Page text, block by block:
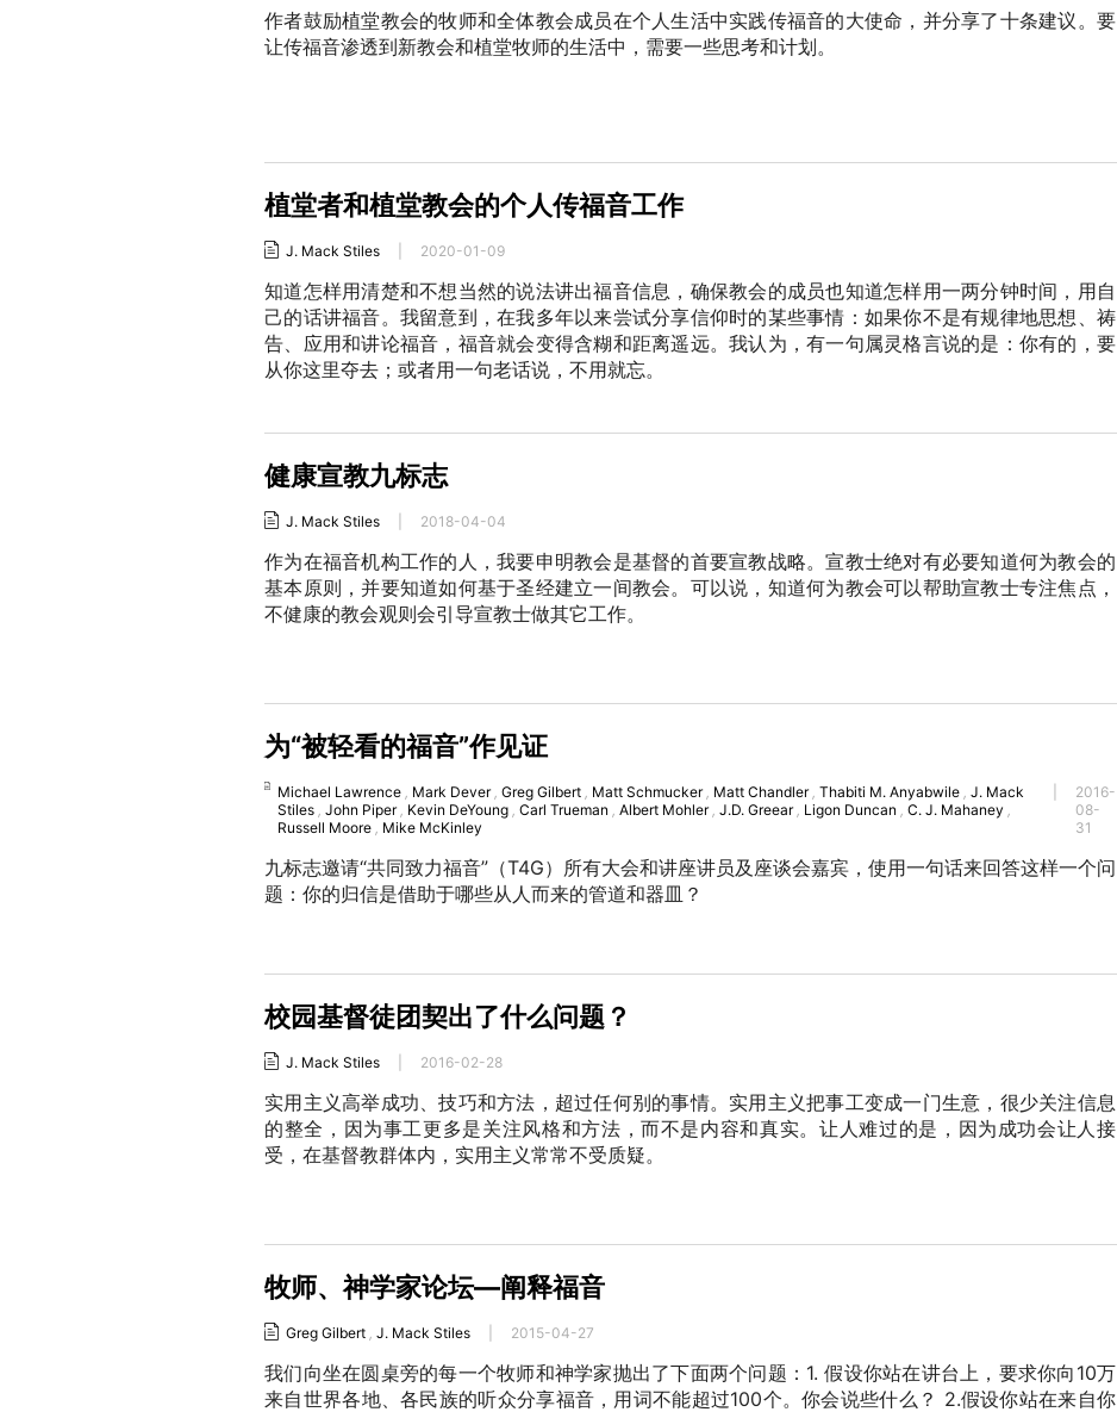
作者鼓励植堂教会的牧师和全体教会成员在个人生活中实践传福音的大使命，并分享了十条建议。要
让传福音渗透到新教会和植堂牧师的生活中，需要一些思考和计划。
植堂者和植堂教会的个人传福音工作
J. Mack Stiles 2020-01-09
知道怎样用清楚和不想当然的说法讲出福音信息，确保教会的成员也知道怎样用一两分钟时间，用自
己的话讲福音。我留意到，在我多年以来尝试分享信仰时的某些事情：如果你不是有规律地思想、祷
告、应用和讲论福音，福音就会变得含糊和距离遥远。我认为，有一句属灵格言说的是：你有的，要
从你这里夺去；或者用一句老话说，不用就忘。
健康宣教九标志
J. Mack Stiles 2018-04-04
作为在福音机构工作的人，我要申明教会是基督的首要宣教战略。宣教士绝对有必要知道何为教会的
基本原则，并要知道如何基于圣经建立一间教会。可以说，知道何为教会可以帮助宣教士专注焦点，
不健康的教会观则会引导宣教士做其它工作。
为“被轻看的福音”作见证
Michael Lawrence , Mark Dever ,Greg Gilbert , Matt Schmucker , Matt Chandler ,Thabiti M. Anyabwile ,J. Mack
Stiles ,John Piper , Kevin DeYoung ,Carl Trueman ,Albert Mohler ,J.D. Greear , Ligon Duncan ,C. J. Mahaney ,
Russell Moore , Mike McKinley
2016-
08-
31
九标志邀请“共同致力福音”（T4G）所有大会和讲座讲员及座谈会嘉宾，使用一句话来回答这样一个问
题：你的归信是借助于哪些从人而来的管道和器皿？
校园基督徒团契出了什么问题？
J. Mack Stiles 2016-02-28
实用主义高举成功、技巧和方法，超过任何别的事情。实用主义把事工变成一门生意，很少关注信息
的整全，因为事工更多是关注风格和方法，而不是内容和真实。让人难过的是，因为成功会让人接
受，在基督教群体内，实用主义常常不受质疑。
牧师、神学家论坛—阐释福音
Greg Gilbert , J. Mack Stiles 2015-04-27
我们向坐在圆桌旁的每一个牧师和神学家抛出了下面两个问题：1. 假设你站在讲台上，要求你向10万
来自世界各地、各民族的听众分享福音，用词不能超过100个。你会说些什么？ 2.假设你站在来自你